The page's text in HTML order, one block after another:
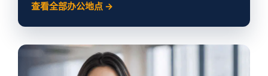
查看全部办公地点 →